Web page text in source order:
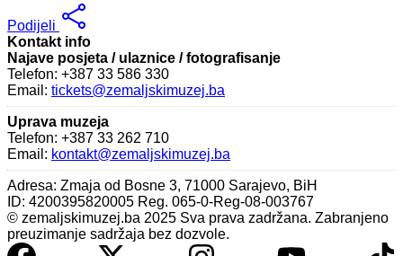
Podijeli
Kontakt info
Najave posjeta / ulaznice / fotografisanje
Telefon: +387 33 586 330
Email: tickets@zemaljskimuzej.ba
Uprava muzeja
Telefon: +387 33 262 710
Email: kontakt@zemaljskimuzej.ba
Adresa: Zmaja od Bosne 3, 71000 Sarajevo, BiH
ID: 4200395820005 Reg. 065-0-Reg-08-003767
© zemaljskimuzej.ba 2025 Sva prava zadržana. Zabranjeno
preuzimanje sadržaja bez dozvole.